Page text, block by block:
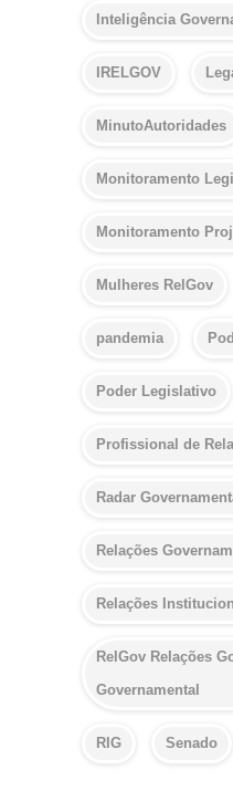
Inteligência
IRELGOV
MinutoAutoridades
Monitoramento
Monitoramento
Mulheres RelGov
pandemia
Poder Legislativo
Profissional de
Radar
Relações
Relações
RelGov Relações
Governamental
RIG Senado